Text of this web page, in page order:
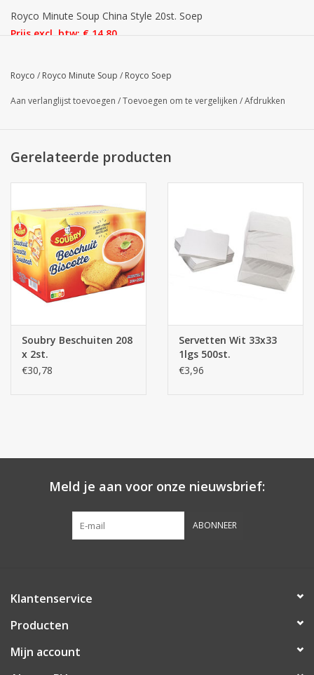
Royco Minute Soup China Style 20st. Soep
Prijs excl. btw: € 14,80
Royco / Royco Minute Soup / Royco Soep
Aan verlanglijst toevoegen /Toevoegen om te vergelijken /Afdrukken
Gerelateerde producten
Soubry Beschuiten 208
x 2st.
€30,78
Servetten Wit 33x33
1lgs 500st.
€3,96
Meld je aan voor onze nieuwsbrief:
ABONNEER
Klantenservice
Producten
Mijn account